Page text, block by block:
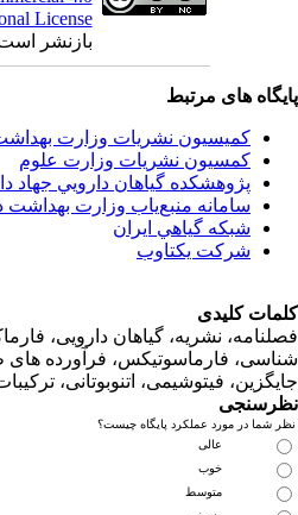
License
بازنشر است.
های مرتبط
کمیسیون نشریات وزارت بهداشت
کمسیون نشریات وزارت علوم
پژوهشكده گياهان دارويي جهاد
سامانه منبع‌ياب وزارت بهداشت
شبكه گياهي ايران
شرکت یکتاوب
کلیدی
نشریه، گیاهان دارویی،
فارماسوتیکس، فرآورده های
فیتوشیمی، اتنوبوتانی، ترکیبات
در مورد عملکرد پایگاه چیست؟
متوسط